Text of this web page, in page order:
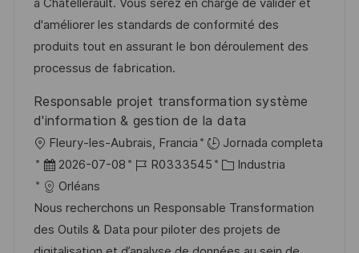
ó
n
i
ó
n
d
e
p
b
c
a
m
p
l
o
o
r
à Châtellerault. Vous serez en charge de valider et
d'améliorer les standards de conformité des
produits tout en assurant le bon déroulement des
processus de fabrication.
Responsable projet transformation système
d'information & gestion de la data
U
b
c
a
Fleury-les-Aubrais, Francia
Jornada completa
F
e
c
h
2026-07-08
I
d
e
R0333545
C
t
e
Industria
Orléans
Nous recherchons un Responsable Transformation
des Outils & Data pour piloter des projets de